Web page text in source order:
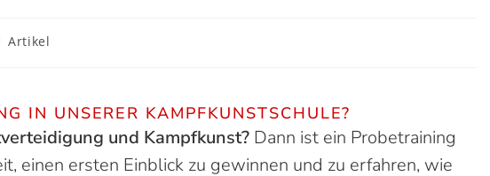
Artikel
IN UNSERER KAMPFKUNSTSCHULE?
und Kampfkunst? Dann ist ein Probetraining
einen ersten Einblick zu gewinnen und zu erfahren, wie